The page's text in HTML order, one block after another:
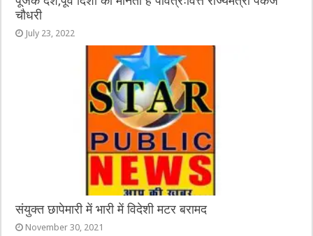
चौधरी
July 23, 2022
संयुक्त छापेमारी में भारी में विदेशी मटर बरामद
November 30, 2021